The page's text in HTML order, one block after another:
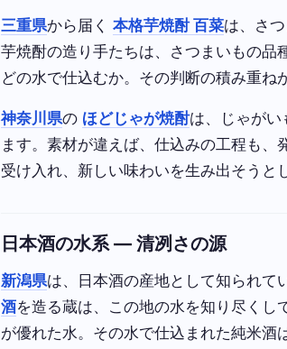
三重県から届く本格芋焼酎 百菜は、さ
芋焼酎の造り手たちは、さつまいもの品
どの水で仕込むか。その判断の積み重ね
神奈川県の ほどじゃが焼酎は、じゃがい
ます。素材が違えば、仕込みの工程も
受け入れ、新しい味わいを生み出そうと
日本酒の水系 — 清冽さの源
新潟県は、日本酒の産地として知られて
酒を造る蔵は、この地の水を知り尽くし
が優れた水。その水で仕込まれた純米酒